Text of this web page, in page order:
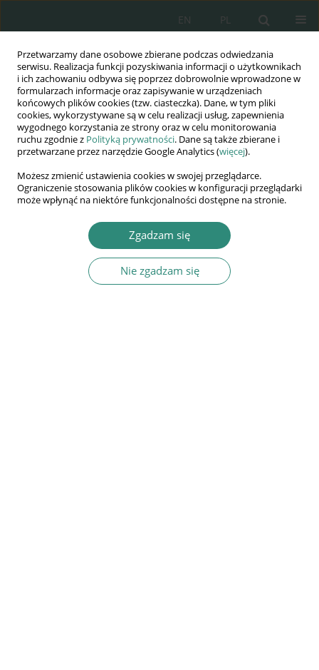
Przetwarzamy dane osobowe zbierane podczas odwiedzania
serwisu. Realizacja funkcji pozyskiwania informacji o użytkownikach
i ich zachowaniu odbywa się poprzez dobrowolnie wprowadzone w
formularzach informacje oraz zapisywanie w urządzeniach
końcowych plików cookies (tzw. ciasteczka). Dane, w tym pliki
cookies, wykorzystywane są w celu realizacji usług, zapewnienia
wygodnego korzystania ze strony oraz w celu monitorowania
ruchu zgodnie z Polityką prywatności. Dane są także zbierane i
przetwarzane przez narzędzie Google Analytics (więcej).
Możesz zmienić ustawienia cookies w swojej przeglądarce.
Ograniczenie stosowania plików cookies w konfiguracji przeglądarki
może wpłynąć na niektóre funkcjonalności dostępne na stronie.
Zgadzam się
Nie zgadzam się
PL
EN
Wydawnictwo
AWSGE
Akademia Nauk Stosowanych
WSGE
im. Alcide De Gasperi
Słowo kluczowepojęcie i rodzaje